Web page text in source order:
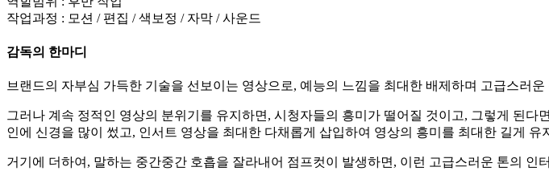
작업과정 : 모션 / 편집 / 색보정 / 자막 / 사운드
감독의 한마디
브랜드의 자부심 가득한 기술을 선보이는 영상으로, 예능의 느낌을 최대한 배제하며 고급스러
그러나 계속 정적인 영상의 분위기를 유지하면, 시청자들의 흥미가 떨어질 것이고, 그렇게 된
인에 신경을 많이 썼고, 인서트 영상을 최대한 다채롭게 삽입하여 영상의 흥미를 최대한 길게 유
거기에 더하여, 말하는 중간중간 호흡을 잘라내어 점프컷이 발생하면, 이런 고급스러운 톤의